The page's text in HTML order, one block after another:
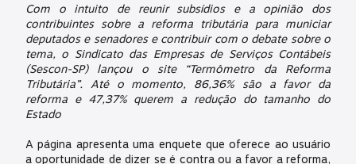
Com o intuito de reunir subsídios e a opinião dos
contribuintes sobre a reforma tributária para municiar
deputados e senadores e contribuir com o debate sobre o
tema, o Sindicato das Empresas de Serviços Contábeis
(Sescon-SP) lançou o site “Termômetro da Reforma
Tributária”. Até o momento, 86,36% são a favor da
reforma e 47,37% querem a redução do tamanho do
Estado
A página apresenta uma enquete que oferece ao usuário
a oportunidade de dizer se é contra ou a favor a reforma,